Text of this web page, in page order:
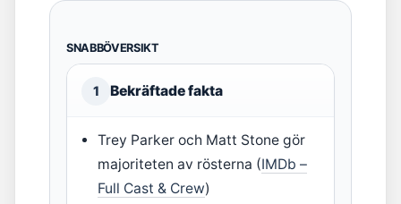
SNABBÖVERSIKT
1 Bekräftade fakta
Trey Parker och Matt Stone gör
majoriteten av rösterna (IMDb –
Full Cast & Crew)